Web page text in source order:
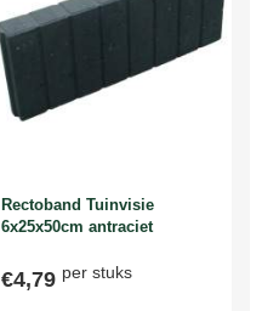
Rectoband Tuinvisie
6x25x50cm antraciet
€4,79 per stuks